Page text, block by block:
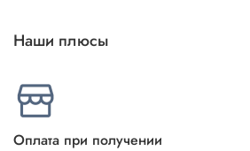
Наши плюсы
Оплата при получении